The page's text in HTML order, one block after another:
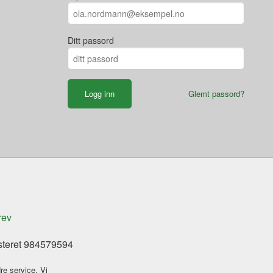
Ditt passord
Glemt passord?
984579594
service. Vi